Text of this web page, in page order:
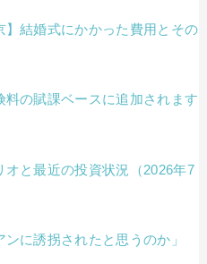
】結婚式にかかった費用とその
料の賦課ベースに追加されます
オと最近の投資状況（2026年7
ンに誘拐されたと思うのか」